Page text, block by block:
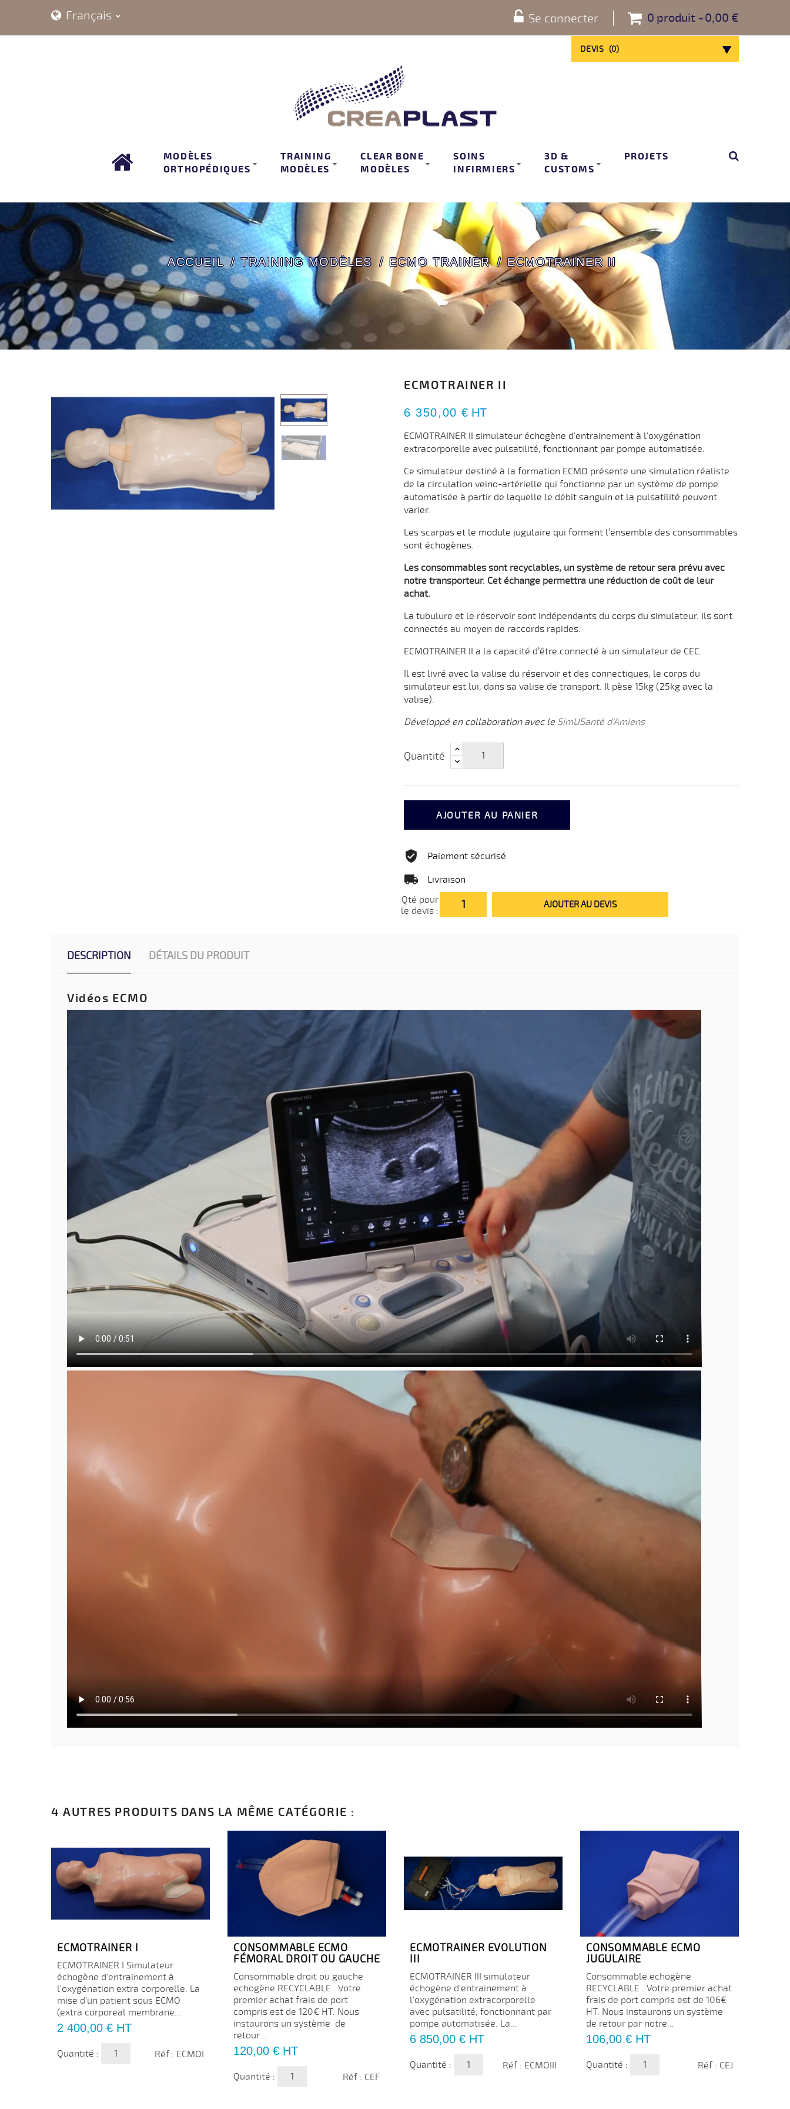
Français 0 produit 0,00 €
Se connecter
DEVIS (0)
MODÈLES
ORTHOPÉDIQUES
TRAINING
MODÈLES
CLEAR BONE
MODÈLES
SOINS
INFIRMIERS
3D &
CUSTOMS
PROJETS
ACCUEIL TRAINING MODÈLES ECMO TRAINER ECMOTRAINER II
ECMOTRAINER II
6 350,00 € HT
ECMOTRAINER II simulateur échogène d'entrainement à l'oxygénation
extracorporelle avec pulsatilité, fonctionnant par pompe automatisée.
Ce simulateur destiné à la formation ECMO présente une simulation réaliste
de la circulation veino-artérielle qui fonctionne par un système de pompe
automatisée à partir de laquelle le débit sanguin et la pulsatilité peuvent
varier.
Les scarpas et le module jugulaire qui forment l’ensemble des consommables
sont échogènes.
Les consommables sont recyclables, un système de retour sera prévu avec
notre transporteur. Cet échange permettra une réduction de coût de leur
achat.
La tubulure et le réservoir sont indépendants du corps du simulateur. Ils sont
connectés au moyen de raccords rapides.
ECMOTRAINER II a la capacité d’être connecté à un simulateur de CEC.
Il est livré avec la valise du réservoir et des connectiques, le corps du
simulateur est lui, dans sa valise de transport. Il pèse 15kg (25kg avec la
valise).
Développé en collaboration avec le SimUSanté d'Amiens
Quantité
AJOUTER AU PANIER
Paiement sécurisé
Livraison
Qté pour
le devis :
AJOUTER AU DEVIS
DESCRIPTION DÉTAILS DU PRODUIT
Vidéos ECMO
4 AUTRES PRODUITS DANS LA MÊME CATÉGORIE :
ECMOTRAINER I
ECMOTRAINER I Simulateur
échogène d'entrainement à
l'oxygénation extra corporelle. La
mise d'un patient sous ECMO
(extra corporeal membrane...
Prix
2 400,00 € HT
Quantité : Réf : ECMOI
CONSOMMABLE ECMO
FÉMORAL DROIT OU GAUCHE
Consommable droit ou gauche
echogène RECYCLABLE . Votre
premier achat frais de port
compris est de 120€ HT. Nous
instaurons un système de
retour...
Prix
120,00 € HT
Quantité : Réf : CEF
ECMOTRAINER EVOLUTION
III
ECMOTRAINER III simulateur
échogène d'entrainement à
l'oxygénation extracorporelle
avec pulsatilité, fonctionnant par
pompe automatisée. La...
Prix
6 850,00 € HT
Quantité : Réf : ECMOIII
CONSOMMABLE ECMO
JUGULAIRE
Consommable echogène
RECYCLABLE . Votre premier achat
frais de port compris est de 106€
HT. Nous instaurons un système
de retour par notre...
Prix
106,00 € HT
Quantité : Réf : CEJ